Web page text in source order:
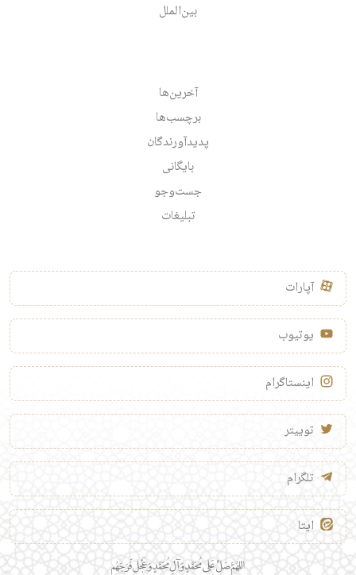
بین‌الملل
آخرین‌ها
برچسب‌ها
پدیدآورندگان
بایگانی
جست‌وجو
تبلیغات
آپارات
یوتیوب
اینستاگرام
توییتر
تلگرام
ایتا